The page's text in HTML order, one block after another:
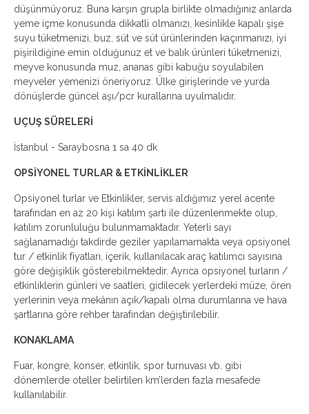
düşünmüyoruz. Buna karşın grupla birlikte olmadığınız anlarda
yeme içme konusunda dikkatli olmanızı, kesinlikle kapalı şişe
suyu tüketmenizi, buz, süt ve süt ürünlerinden kaçınmanızı, iyi
pişirildiğine emin olduğunuz et ve balık ürünleri tüketmenizi,
meyve konusunda muz, ananas gibi kabuğu soyulabilen
meyveler yemenizi öneriyoruz. Ülke girişlerinde ve yurda
dönüşlerde güncel aşı/pcr kurallarına uyulmalıdır.
UÇUŞ SÜRELERİ
İstanbul - Saraybosna 1 sa 40 dk
OPSİYONEL TURLAR & ETKİNLİKLER
Opsiyonel turlar ve Etkinlikler, servis aldığımız yerel acente
tarafından en az 20 kişi katılım şartı ile düzenlenmekte olup,
katılım zorunluluğu bulunmamaktadır. Yeterli sayı
sağlanamadığı takdirde geziler yapılamamakta veya opsiyonel
tur / etkinlik fiyatları, içerik, kullanılacak araç katılımcı sayısına
göre değişiklik gösterebilmektedir. Ayrıca opsiyonel turların /
etkinliklerin günleri ve saatleri, gidilecek yerlerdeki müze, ören
yerlerinin veya mekânın açık/kapalı olma durumlarına ve hava
şartlarına göre rehber tarafından değiştirilebilir.
KONAKLAMA
Fuar, kongre, konser, etkinlik, spor turnuvası vb. gibi
dönemlerde oteller belirtilen km’lerden fazla mesafede
kullanılabilir.